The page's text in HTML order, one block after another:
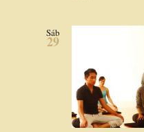
Sáb
29